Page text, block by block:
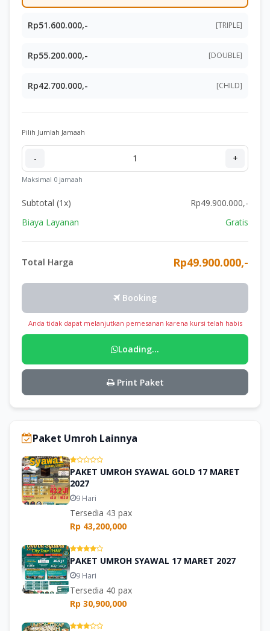
Rp51.600.000,- [TRIPLE]
Rp55.200.000,- [DOUBLE]
Rp42.700.000,- [CHILD]
Pilih Jumlah Jamaah
- 1 +
Maksimal 0 jamaah
Subtotal (1x)
Rp49.900.000,-
Biaya Layanan
Gratis
Total Harga Rp49.900.000,-
Booking
Anda tidak dapat melanjutkan pemesanan karena kursi telah habis
Loading...
Print Paket
Paket Umroh Lainnya
PAKET UMROH SYAWAL GOLD 17 MARET
2027
9 Hari
Tersedia 43 pax
Rp 43,200,000
PAKET UMROH SYAWAL 17 MARET 2027
9 Hari
Tersedia 40 pax
Rp 30,900,000